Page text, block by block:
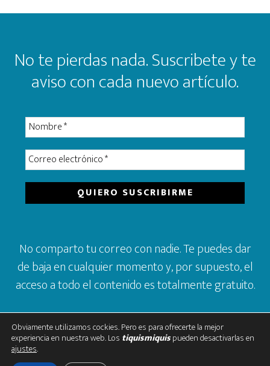
Footer
No te pierdas nada. Suscribete y te
aviso con cada nuevo artículo.
No comparto tu correo con nadie. Te puedes dar
de baja en cualquier momento y, por supuesto, el
acceso a todo el contenido es totalmente gratuito.
Obviamente utilizamos cockies. Pero es para ofrecerte la mejor
experiencia en nuestra web. Los tiquismiquispueden desactivarlas en
ajustes.